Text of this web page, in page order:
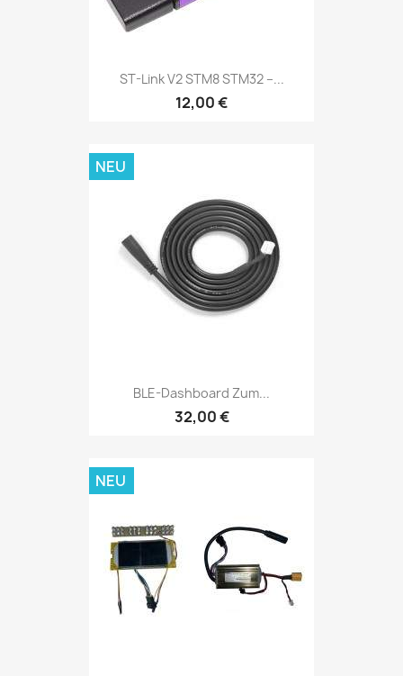
ST-Link V2 STM8 STM32 –...
12,00 €
BLE-Dashboard Zum...
32,00 €
NEU
NEU